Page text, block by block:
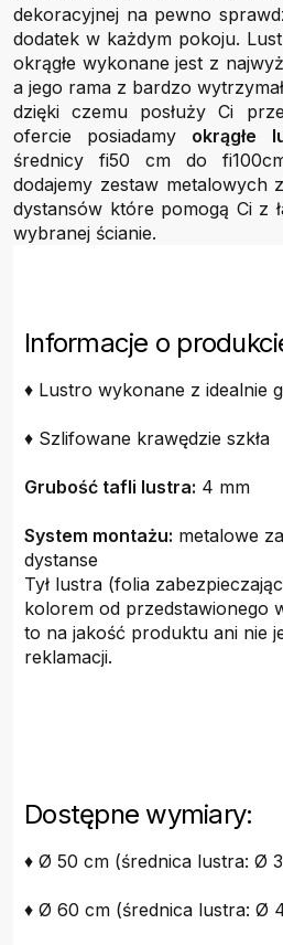
dekoracyjnej na pewno
dodatek w każdym pokoju.
okrągłe wykonane jest z
a jego rama z bardzo
dzięki czemu posłuży Ci
ofercie posiadamy okrągłe
średnicy fi50 cm do
dodajemy zestaw metalowych
dystansów które pomogą Ci z
wybranej ścianie.
Informacje o
♦ Lustro wykonane z idealnie
♦ Szlifowane krawędzie szkła
Grubość tafli lustra: 4 mm
System montażu: metalowe
dystanse
Tył lustra (folia
kolorem od przedstawionego
to na jakość produktu ani nie
reklamacji.
Dostępne wymiary:
♦ Ø 50 cm (średnica lustra: Ø
♦ Ø 60 cm (średnica lustra: Ø